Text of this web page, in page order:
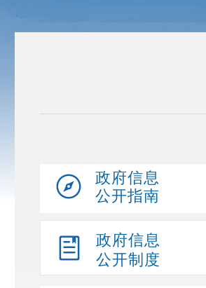
政府信息
公开指南
政府信息
公开制度